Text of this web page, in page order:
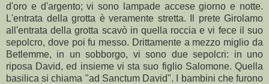
d'oro e d'argento; vi sono lampade accese giorno e notte.
L'entrata della grotta è veramente stretta. Il prete Girolamo
all'entrata della grotta scavò in quella roccia e vi fece il suo
sepolcro, dove poi fu messo. Drittamente a mezzo miglio da
Betlemme, in un sobborgo, vi sono due sepolcri: in uno
riposa David, ed insieme vi sta suo figlio Salomone. Quella
basilica si chiama "ad Sanctum David". I bambini che furono